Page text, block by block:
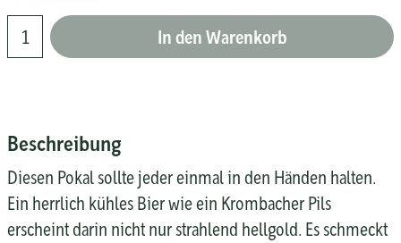
In den Warenkorb
Beschreibung
Diesen Pokal sollte jeder einmal in den Händen halten.
Ein herrlich kühles Bier wie ein Krombacher Pils
erscheint darin nicht nur strahlend hellgold. Es schmeckt